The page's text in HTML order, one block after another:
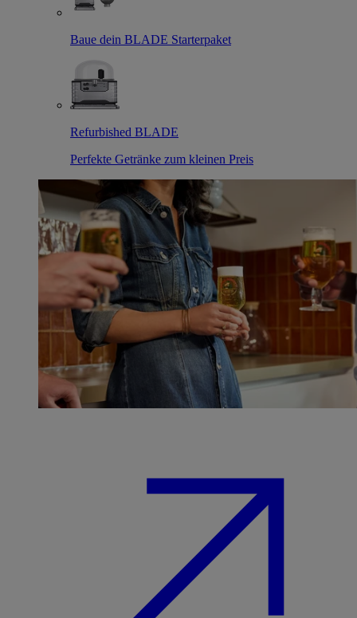
Baue dein BLADE Starterpaket
Refurbished BLADE
Perfekte Getränke zum kleinen Preis